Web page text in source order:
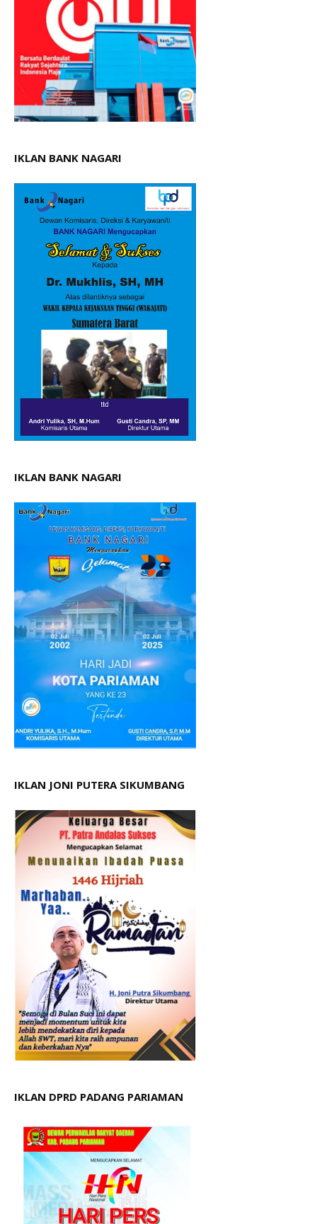
IKLAN BANK NAGARI
IKLAN BANK NAGARI
IKLAN JONI PUTERA SIKUMBANG
IKLAN DPRD PADANG PARIAMAN